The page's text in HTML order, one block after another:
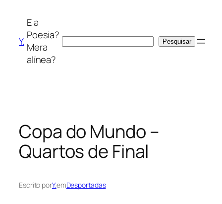
conteúdo
Y.
E a
Poesia?
Mera
alínea?
Pesquisar
Copa do Mundo –
Quartos de Final
Escrito porY.emDesportadas